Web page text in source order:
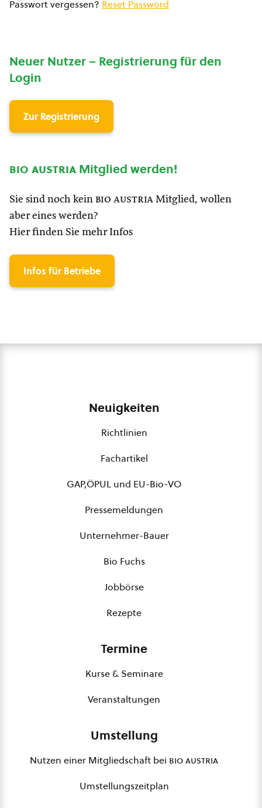
Passwort vergessen? Reset Password
Neuer Nutzer – Registrierung für den
Login
Zur Registrierung
bio austria Mitglied werden!
Sie sind noch kein bio austria Mitglied, wollen
aber eines werden?
Hier finden Sie mehr Infos
Infos für Betriebe
Neuigkeiten
Richtlinien
Fachartikel
GAP,ÖPUL und EU-Bio-VO
Pressemeldungen
Unternehmer-Bauer
Bio Fuchs
Jobbörse
Rezepte
Termine
Kurse & Seminare
Veranstaltungen
Umstellung
Nutzen einer Mitgliedschaft bei bio austria
Umstellungszeitplan